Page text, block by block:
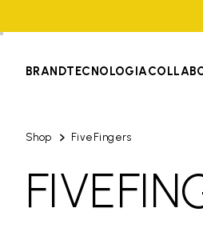
BRANDTECNOLOGIA
Shop FiveFingers